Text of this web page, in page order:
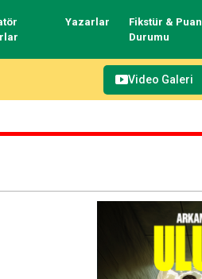
Yazarlar
Fikstür & Puan
Durumu
Video Galeri